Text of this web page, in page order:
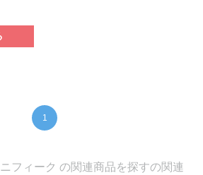
1
フィーク の関連商品を探すの関連